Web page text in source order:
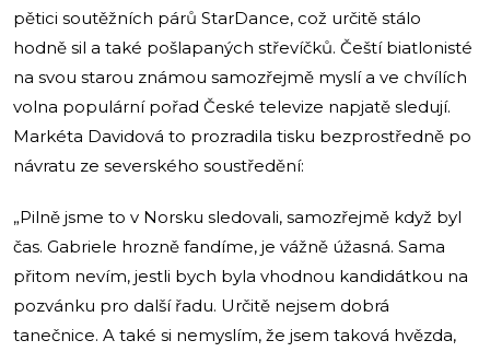
pětici soutěžních párů StarDance, což určitě stálo
hodně sil a také pošlapaných střevíčků. Čeští biatlonisté
na svou starou známou samozřejmě myslí a ve chvílích
volna populární pořad České televize napjatě sledují.
Markéta Davidová to prozradila tisku bezprostředně po
návratu ze severského soustředění:
„Pilně jsme to v Norsku sledovali, samozřejmě když byl
čas. Gabriele hrozně fandíme, je vážně úžasná. Sama
přitom nevím, jestli bych byla vhodnou kandidátkou na
pozvánku pro další řadu. Určitě nejsem dobrá
tanečnice. A také si nemyslím, že jsem taková hvězda,